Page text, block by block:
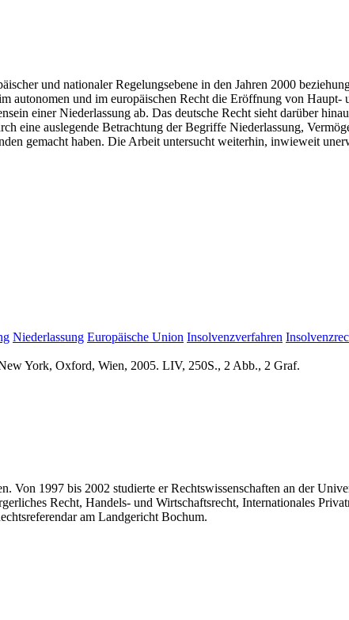
und nationaler Regelungsebene in den Jahren 2000
autonomen und im europäischen Recht die Eröffnung von
einer Niederlassung ab. Das deutsche Recht sieht darüber
eine auslegende Betrachtung der Begriffe Niederlassung,
gemacht haben. Die Arbeit untersucht weiterhin, inwieweit
Niederlassung Europäische Union Insolvenzverfahren
York, Oxford, Wien, 2005. LIV, 250S., 2 Abb., 2 Graf.
Von 1997 bis 2002 studierte er Rechtswissenschaften an der
Recht, Handels- und Wirtschaftsrecht, Internationales
am Landgericht Bochum.